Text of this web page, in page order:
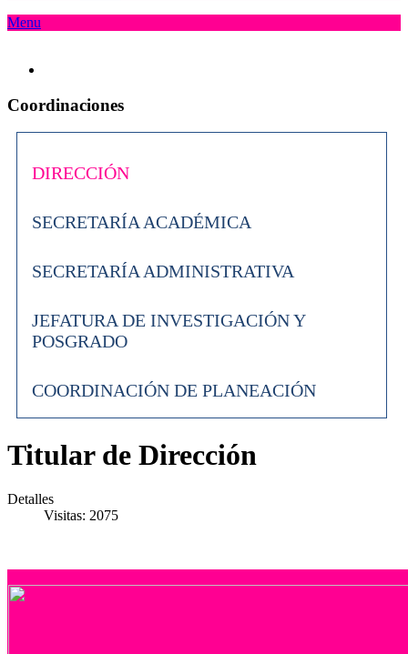
Menu
Coordinaciones
DIRECCIÓN
SECRETARÍA ACADÉMICA
SECRETARÍA ADMINISTRATIVA
JEFATURA DE INVESTIGACIÓN Y
POSGRADO
COORDINACIÓN DE PLANEACIÓN
Titular de Dirección
Detalles
Visitas: 2075